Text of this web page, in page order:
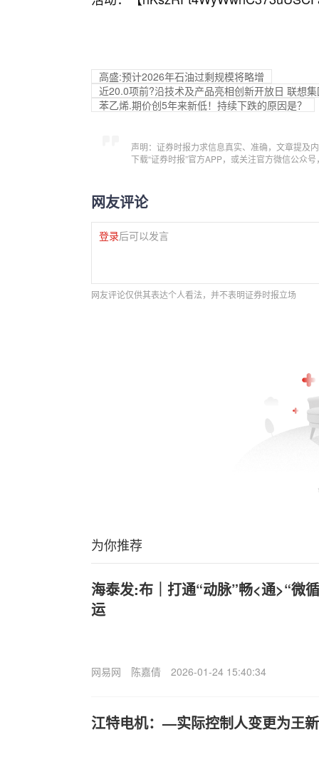
高盛:预计2026年石油过剩规模将略增
近20.0项前?沿技术及产品亮相创新开放日 联想
苯乙烯.期价创5年来新低！持续下跌的原因是？
声明：证券时报力求信息真实、准确，文章提及
下载“证券时报”官方APP，或关注官方微信公众
网友评论
登录后可以发言
网友评论仅供其表达个人看法，并不表明证券时报立场
为你推荐
海泰发:布｜打通“动脉”畅<通>“微
运
网易网 陈嘉倩 2026-01-24 15:40:34
江特电机：—实际控制人变更为王